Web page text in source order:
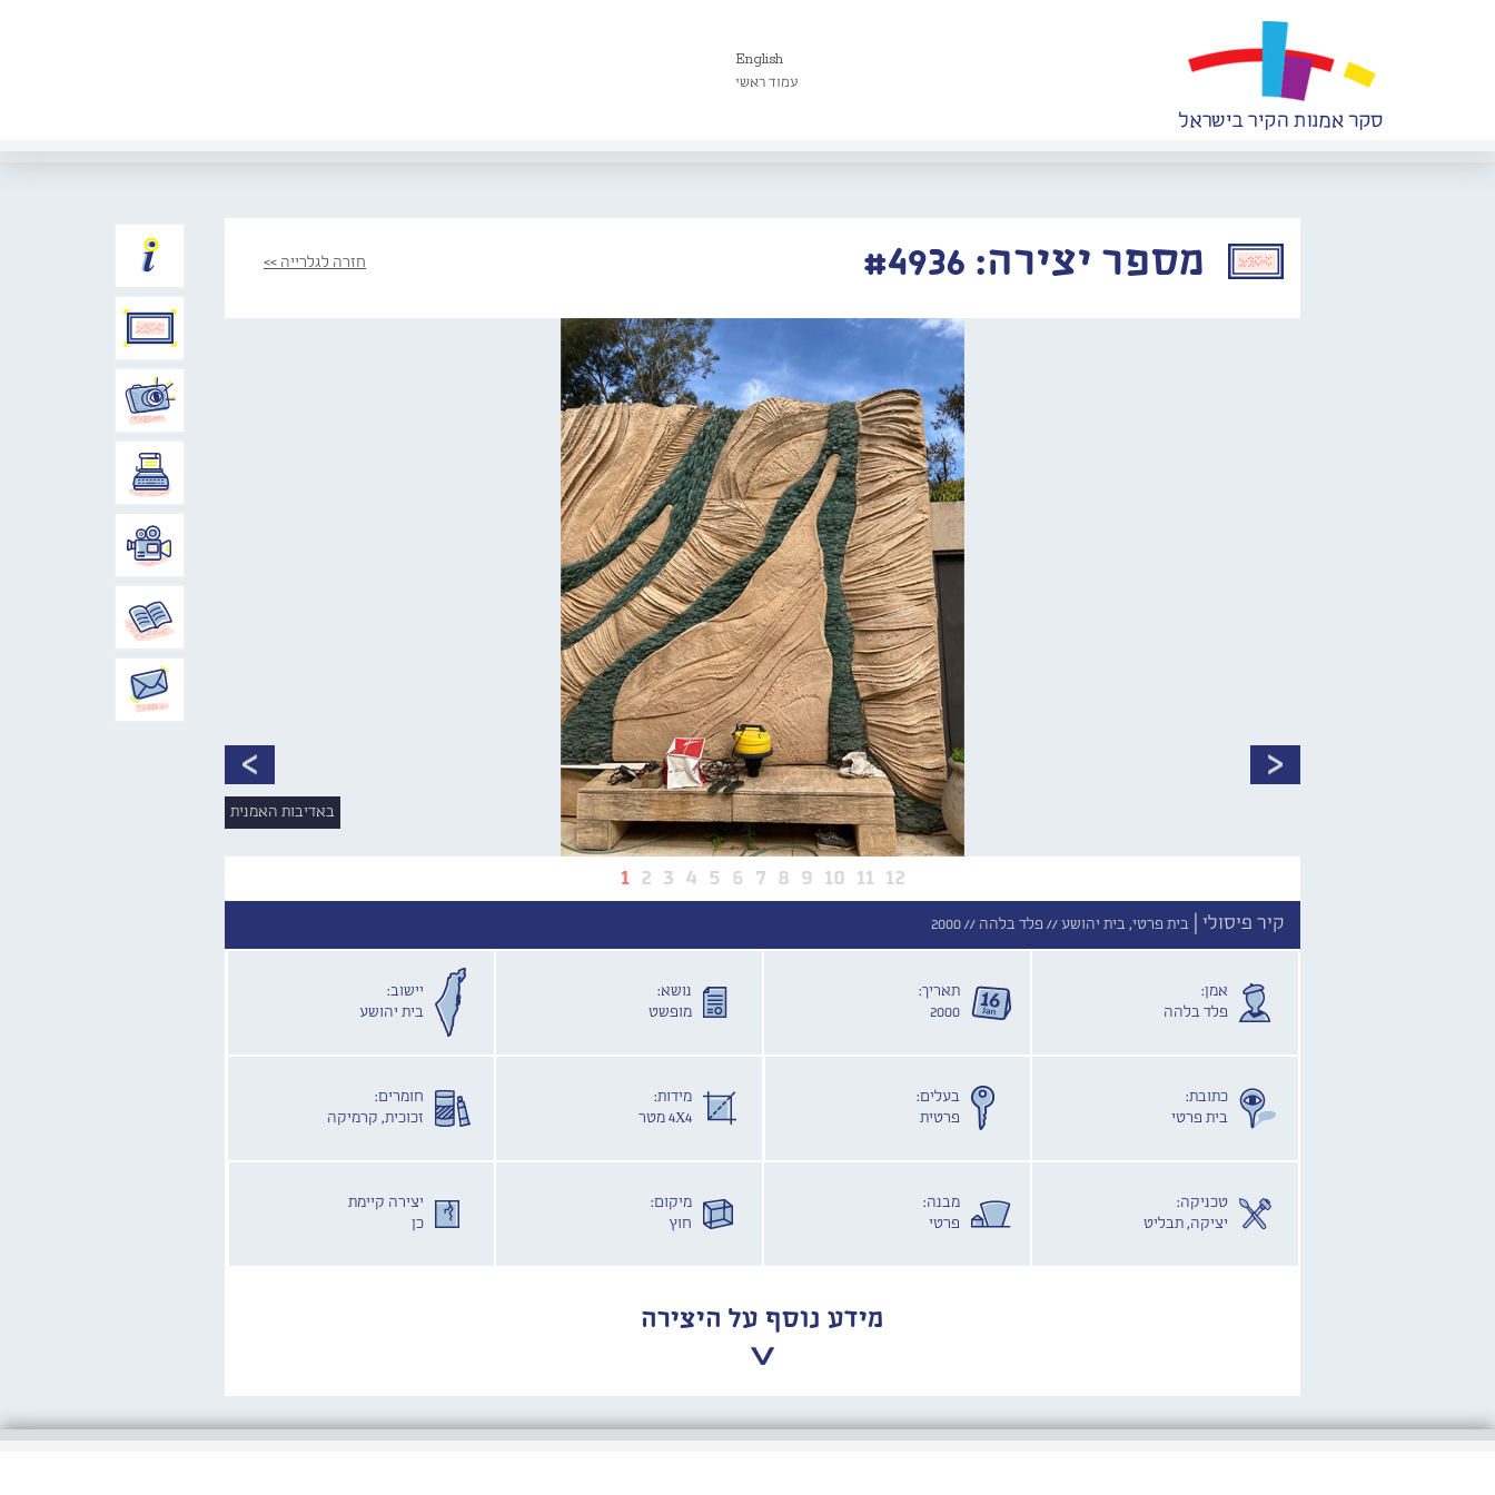
English
עמוד ראשי
מספר יצירה: #4936 חזרה לגלרייה >>
1 2 3 4 5 6 7 8 9 10 11 12
באדיבות האמנית
קיר פיסולי | בית פרטי, בית יהושע //פלד בלהה //2000
אמן:
פלד בלהה
תאריך:
2000
נושא:
מופשט
יישוב:
בית יהושע
כתובת:
בית פרטי
בעלים:
פרטית
מידות:
4X4 מטר
חומרים:
זכוכית, קרמיקה
טכניקה:
יציקה, תבליט
מבנה:
פרטי
מיקום:
חוץ
יצירה קיימת
כן
מידע נוסף על היצירה